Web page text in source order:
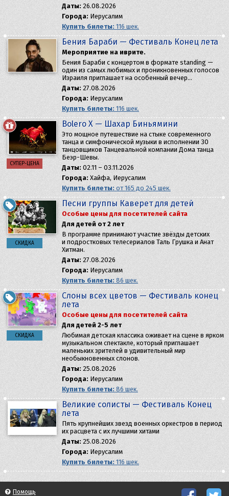
Даты: 26.08.2026
Города: Иерусалим
Купить билеты: 116 шек.
Бения Бараби — Фестиваль Конец лета
Мероприятие на иврите.
Бения Бараби с концертом в формате standing —
один из самых любимых и проникновенных голосов
Израиля приглашает на особенный вечер…
Даты: 27.08.2026
Города: Иерусалим
Купить билеты: 116 шек.
СУПЕР-ЦЕНА
Bolero X — Шахар Биньямини
Это мощное путешествие на стыке современного
танца и симфонической музыки в исполнении 30
танцовщиков Танцевальной компании Дома танца
Беэр-Шевы.
Даты: 02.11 – 03.11.2026
Города: Хайфа, Иерусалим
Купить билеты: от 165 до 245 шек.
СКИДКА
Песни группы Каверет для детей
Особые цены для посетителей сайта
Для детей от 2 лет
В программе принимают участие звёзды детских
и подростковых телесериалов Таль Грушка и Анат
Хитман.
Даты: 27.08.2026
Города: Иерусалим
Купить билеты: 86 шек.
СКИДКА
Слоны всех цветов — Фестиваль конец
лета
Особые цены для посетителей сайта
Для детей 2-5 лет
Любимая детская классика оживает на сцене в ярком
музыкальном спектакле, который приглашает
маленьких зрителей в удивительный мир
необыкновенных слонов.
Даты: 25.08.2026
Города: Иерусалим
Купить билеты: 86 шек.
Великие солисты — Фестиваль Конец
лета
Пять крупнейших звезд военных оркестров в период
их расцвета с их лучшими хитами
Даты: 25.08.2026
Города: Иерусалим
Купить билеты: 116 шек.
Помощь